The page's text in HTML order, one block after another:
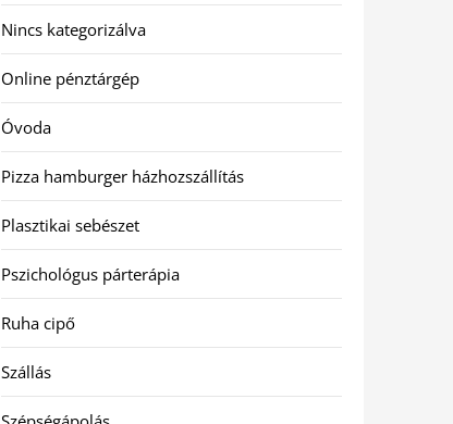
Nincs kategorizálva
Online pénztárgép
Óvoda
Pizza hamburger házhozszállítás
Plasztikai sebészet
Pszichológus párterápia
Ruha cipő
Szállás